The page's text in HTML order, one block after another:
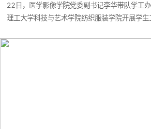
22日，医学影像学院党委副书记李华带队学工
理工大学科技与艺术学院纺织服装学院开展学
热情接待。